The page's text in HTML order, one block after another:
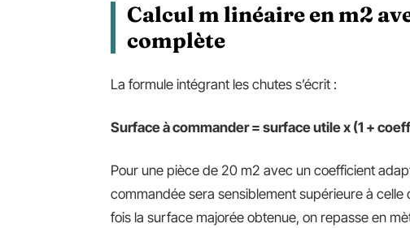
Calcul m linéaire en m2
complète
La formule intégrant les chutes s’écrit :
Surface à commander = surface utile x (1 +
Pour une pièce de 20 m2 avec un coefficient
commandée sera sensiblement supérieure à celle
fois la surface majorée obtenue, on repasse en